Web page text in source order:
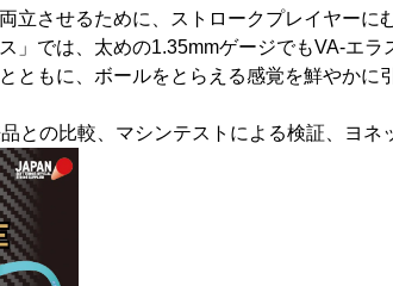
立させるために、ストロークプレイヤーに
」では、太めの1.35mmゲージでもVA-エ
ともに、ボールをとらえる感覚を鮮やかに
との比較、マシンテストによる検証、ヨネ